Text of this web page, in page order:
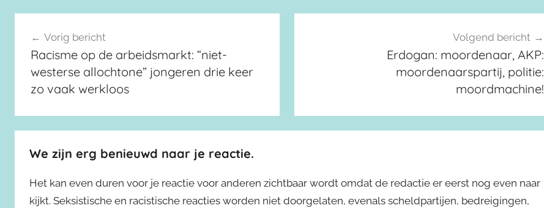
Berichtnavigatie
Vorig bericht
Racisme op de arbeidsmarkt: “niet-
westerse allochtone” jongeren drie keer
zo vaak werkloos
Volgend bericht
Erdogan: moordenaar, AKP:
moordenaarspartij, politie:
moordmachine!
We zijn erg benieuwd naar je reactie.
Het kan even duren voor je reactie voor anderen zichtbaar wordt omdat de redactie er eerst nog even naar
kijkt. Seksistische en racistische reacties worden niet doorgelaten, evenals scheldpartijen, bedreigingen,